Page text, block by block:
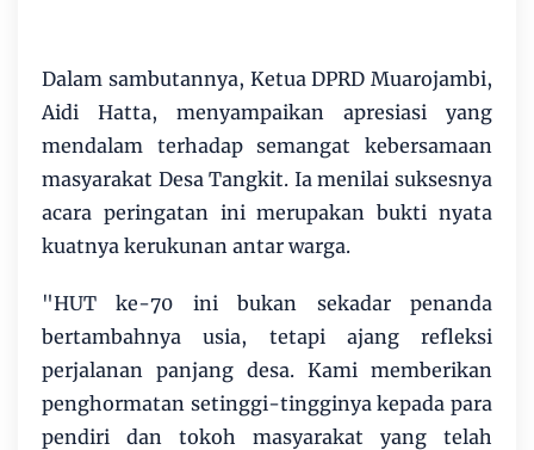
‎Dalam sambutannya, Ketua DPRD Muarojambi,
Aidi Hatta, menyampaikan apresiasi yang
mendalam terhadap semangat kebersamaan
masyarakat Desa Tangkit. Ia menilai suksesnya
acara peringatan ini merupakan bukti nyata
kuatnya kerukunan antar warga.
‎"HUT ke-70 ini bukan sekadar penanda
bertambahnya usia, tetapi ajang refleksi
perjalanan panjang desa. Kami memberikan
penghormatan setinggi-tingginya kepada para
pendiri dan tokoh masyarakat yang telah